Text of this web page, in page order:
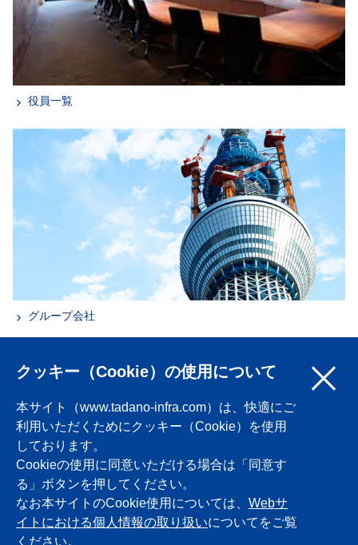
クッキー（Cookie）の使用について
本サイト（www.tadano-infra.com）は、快適にご
利用いただくためにクッキー（Cookie）を使用
しております。
Cookieの使用に同意いただける場合は「同意す
る」ボタンを押してください。
なお本サイトのCookie使用については、 Webサ
イトにおける個人情報の取り扱いについてをご覧
ください。
役員一覧
グループ会社
製品情報
メンテナンス情報
採用情報